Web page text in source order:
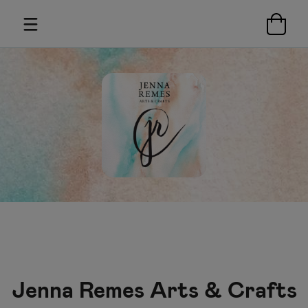
Jenna Remes Arts & Crafts